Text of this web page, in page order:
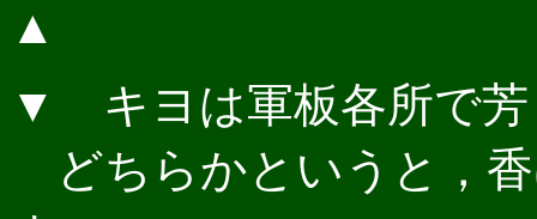
▲
▼ キヨは軍板各所で芳
どちらかというと，